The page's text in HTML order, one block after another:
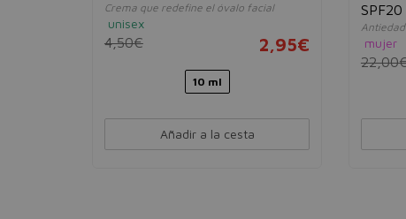
Crema que redefine el óvalo facial
unisex
4,50€ 2,95€
10 ml
Añadir a la cesta
SPF20
mujer